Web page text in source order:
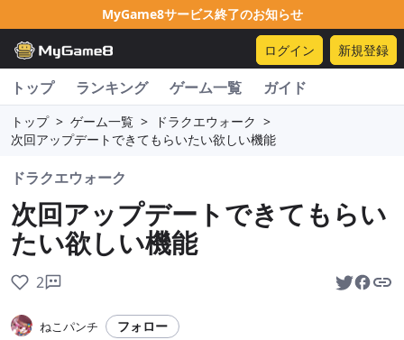
MyGame8サービス終了のお知らせ
ログイン 新規登録
トップ ランキング ゲーム一覧 ガイド
トップ > ゲーム一覧 > ドラクエウォーク >
次回アップデートできてもらいたい欲しい機能
ドラクエウォーク
次回アップデートできてもらい
たい欲しい機能
2
ねこパンチ フォロー